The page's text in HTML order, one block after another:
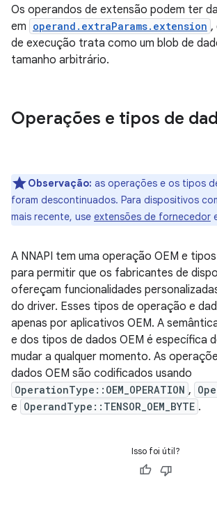
Os operandos de extensão podem ter
em operand.extraParams.extension ,
de execução trata como um blob de
tamanho arbitrário.
Operações e tipos de
Observação: as operações e os tipos
foram descontinuados. Para dispositivos
mais recente, use extensões de fornecedor
A NNAPI tem uma operação OEM e
para permitir que os fabricantes de
ofereçam funcionalidades
do driver. Esses tipos de operação e
apenas por aplicativos OEM. A
e dos tipos de dados OEM é específica
mudar a qualquer momento. As
dados OEM são codificados usando
OperationType::OEM_OPERATION ,
e OperandType::TENSOR_OEM_BYTE .
Isso foi útil?